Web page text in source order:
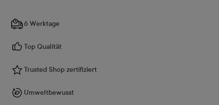
6 Werktage
Top Qualität
Trusted Shop zertifiziert
Umweltbewusst